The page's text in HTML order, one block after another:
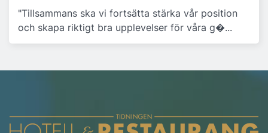
"Tillsammans ska vi fortsätta stärka vår position
och skapa riktigt bra upplevelser för våra g�...